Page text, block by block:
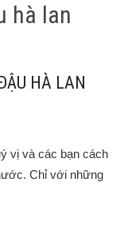
hà lan
HÀ LAN
vị và các bạn cách
Chỉ với những